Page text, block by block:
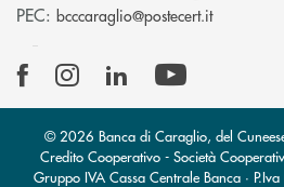
PEC: bcccaraglio@postecert.it(si apre
© 2026 Banca di Caraglio, del
Credito Cooperativo - Società
Gruppo IVA Cassa Centrale Banca ·